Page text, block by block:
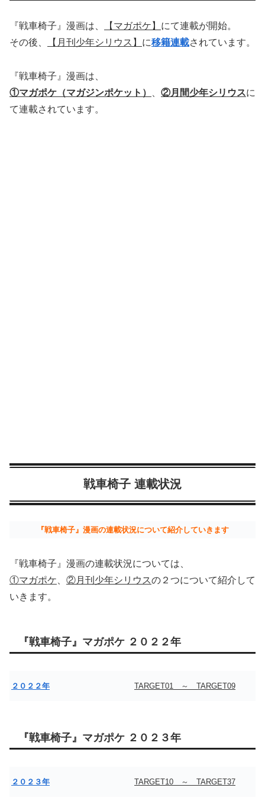
『戦車椅子』漫画は、 【マガポケ】 にて連載が開始。
その後、
【月刊少年シリウス】 に移籍連載されています。
『戦車椅子』漫画は、
①マガポケ（マガジンポケット）
②月間少年シリウスに
て連載されています。
戦車椅子 連載状況
『戦車椅子』漫画の連載状況について紹介していきます
『戦車椅子』漫画の連載状況については、
①マガポケ
②月刊少年シリウスの２つについて紹介して
いきます。
『戦車椅子』マガポケ ２０２２年
２０２２年 TARGET01 ～ TARGET09
『戦車椅子』マガポケ ２０２３年
２０２３年 TARGET10 ～ TARGET37